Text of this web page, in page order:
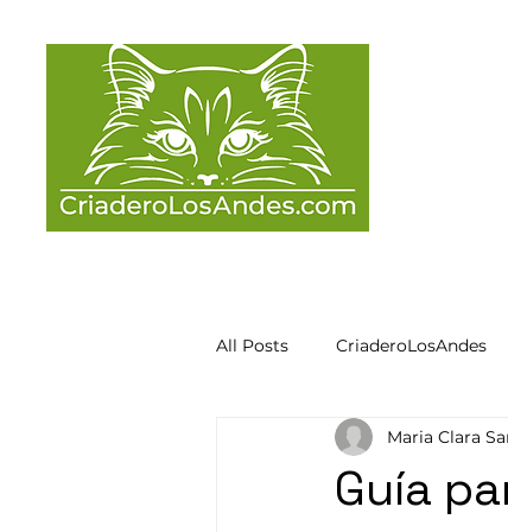
All Posts CriaderoLosAndes
Guía
Maria Clara